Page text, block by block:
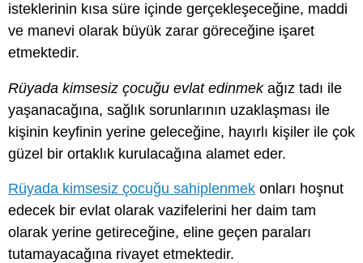
isteklerinin kısa süre içinde gerçekleşeceğine, maddi
ve manevi olarak büyük zarar göreceğine işaret
etmektedir.
Rüyada kimsesiz çocuğu evlat edinmekağız tadı ile
yaşanacağına, sağlık sorunlarının uzaklaşması ile
kişinin keyfinin yerine geleceğine, hayırlı kişiler ile çok
güzel bir ortaklık kurulacağına alamet eder.
Rüyada kimsesiz çocuğu sahiplenmek onları hoşnut
edecek bir evlat olarak vazifelerini her daim tam
olarak yerine getireceğine, eline geçen paraları
tutamayacağına rivayet etmektedir.